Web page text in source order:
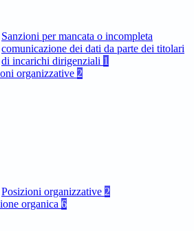
Sanzioni per mancata o incompleta
comunicazione dei dati da parte dei titolari
di incarichi dirigenziali 1
organizzative 2
Posizioni organizzative 2
organica 6